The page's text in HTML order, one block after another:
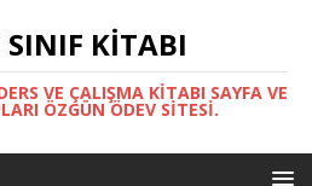
SINIF KITABI
VE ÇALIŞMA KITABI SAYFA VE
ÖZGÜN ÖDEV SITESI.